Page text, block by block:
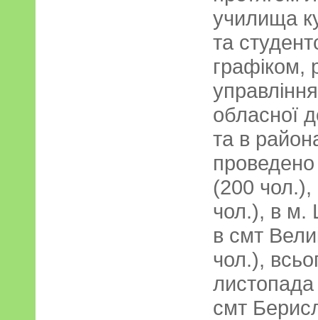
училища
та
графіком,
обласної
та в
(200
чол.), в м.
в смт
чол.),
листопада
смт